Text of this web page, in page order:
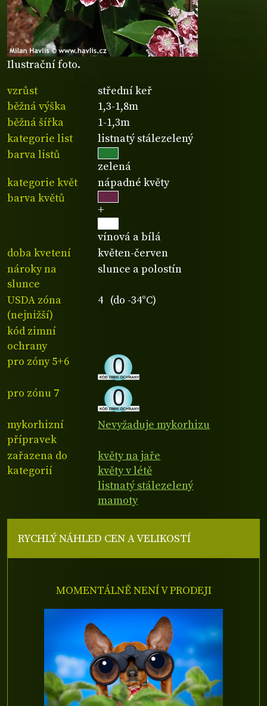
Ilustrační foto.
vzrůst
střední keř
běžná výška
1,3-1,8m
běžná šířka
1-1,3m
kategorie list
listnatý stálezelený
barva listů
zelená
kategorie květ
nápadné květy
barva květů
+
vínová a bílá
doba kvetení
květen-červen
nároky na
slunce
slunce a polostín
USDA zóna
(nejnižší)
4 (do -34°C)
kód zimní
ochrany
pro zóny 5+6
pro zónu 7
mykorhizní
přípravek
Nevyžaduje mykorhizu
zařazena do
kategorií
květy na jaře
květy v létě
listnatý stálezelený
mamoty
RYCHLÝ NÁHLED CEN A VELIKOSTÍ
MOMENTÁLNĚ NENÍ V PRODEJI